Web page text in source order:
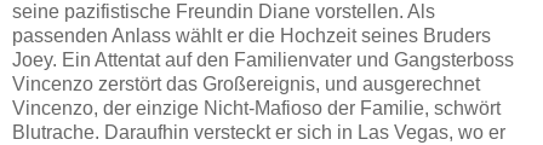
seine pazifistische Freundin Diane vorstellen. Als
passenden Anlass wählt er die Hochzeit seines Bruders
Joey. Ein Attentat auf den Familienvater und Gangsterboss
Vincenzo zerstört das Großereignis, und ausgerechnet
Vincenzo, der einzige Nicht-Mafioso der Familie, schwört
Blutrache. Daraufhin versteckt er sich in Las Vegas, wo er